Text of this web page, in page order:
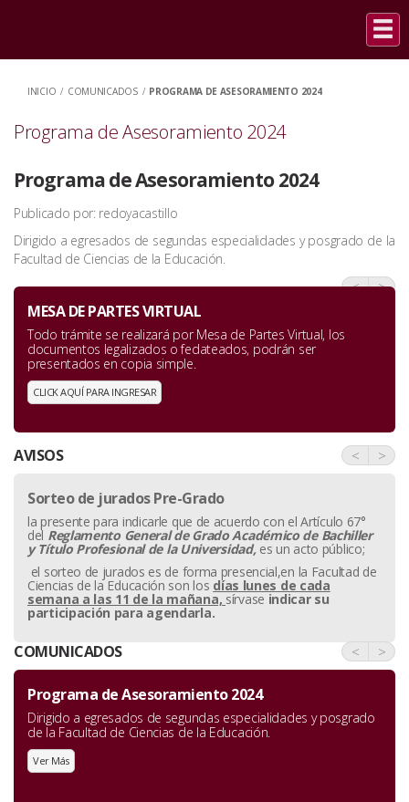
INICIO / COMUNICADOS / PROGRAMA DE ASESORAMIENTO 2024
Programa de Asesoramiento 2024
Programa de Asesoramiento 2024
Publicado por: redoyacastillo
Dirigido a egresados de segundas especialidades y posgrado de la
Facultad de Ciencias de la Educación.
< >
MESA DE PARTES VIRTUAL
Todo trámite se realizará por Mesa de Partes Virtual, los
documentos legalizados o fedateados, podrán ser
presentados en copia simple.
CLICK AQUÍ PARA INGRESAR
AVISOS < >
Sorteo de jurados Pre-Grado
la presente para indicarle que de acuerdo con el Artículo 67°
del Reglamento General de Grado Académico de Bachiller
yTítulo Profesional de la Universidad, es un acto público;
el sorteo de jurados es de forma presencial,en la Facultad de
Ciencias de la Educación son los días lunes de cada
semana a las 11 de la mañana, sírvase indicar su
participación para agendarla.
COMUNICADOS < >
Programa de Asesoramiento 2024
Dirigido a egresados de segundas especialidades y posgrado
de la Facultad de Ciencias de la Educación.
Ver Más